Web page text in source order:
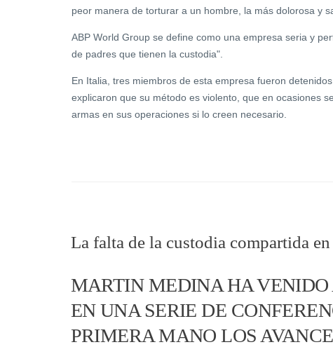
peor manera de torturar a un hombre, la más dolorosa y
ABP World Group se define como una empresa seria y
de padres que tienen la custodia".
En Italia, tres miembros de esta empresa fueron
explicaron que su método es violento, que en ocasiones
armas en sus operaciones si lo creen necesario.
La falta de la custodia compartida
MARTIN MEDINA HA VENIDO
EN UNA SERIE DE
PRIMERA MANO LOS